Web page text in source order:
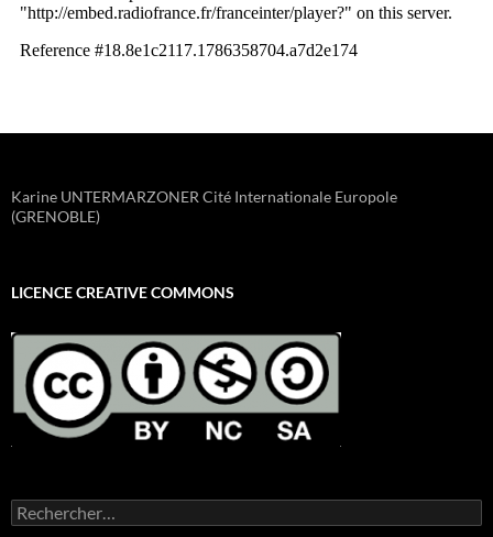
Karine UNTERMARZONER Cité Internationale Europole
(GRENOBLE)
LICENCE CREATIVE COMMONS
Rechercher :